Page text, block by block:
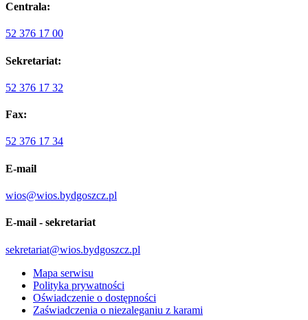
Centrala:
52 376 17 00
Sekretariat:
52 376 17 32
Fax:
52 376 17 34
E-mail
wios@wios.bydgoszcz.pl
E-mail - sekretariat
sekretariat@wios.bydgoszcz.pl
Mapa serwisu
Polityka prywatności
Oświadczenie o dostępności
Zaświadczenia o niezaleganiu z karami